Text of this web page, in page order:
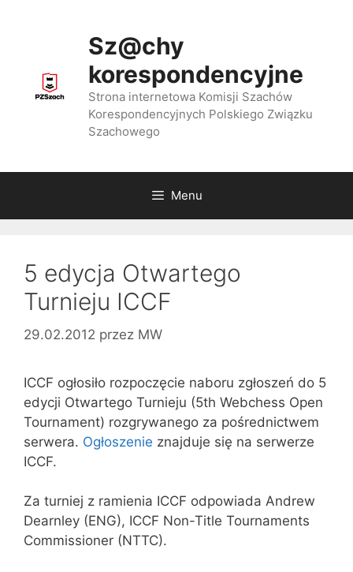
Sz@chy
korespondencyjne
Strona internetowa Komisji Szachów
Korespondencyjnych Polskiego Związku
Szachowego
Menu
5 edycja Otwartego
Turnieju ICCF
29.02.2012 przez MW
ICCF ogłosiło rozpoczęcie naboru zgłoszeń do 5
edycji Otwartego Turnieju (5th Webchess Open
Tournament) rozgrywanego za pośrednictwem
serwera. Ogłoszenie znajduje się na serwerze
ICCF.
Za turniej z ramienia ICCF odpowiada Andrew
Dearnley (ENG), ICCF Non-Title Tournaments
Commissioner (NTTC).